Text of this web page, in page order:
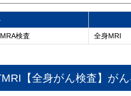
検査 全身MRI
【全身がん検査】が